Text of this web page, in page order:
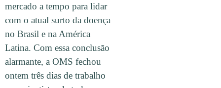
mercado a tempo para lidar
com o atual surto da doença
no Brasil e na América
Latina. Com essa conclusão
alarmante, a OMS fechou
ontem três dias de trabalho